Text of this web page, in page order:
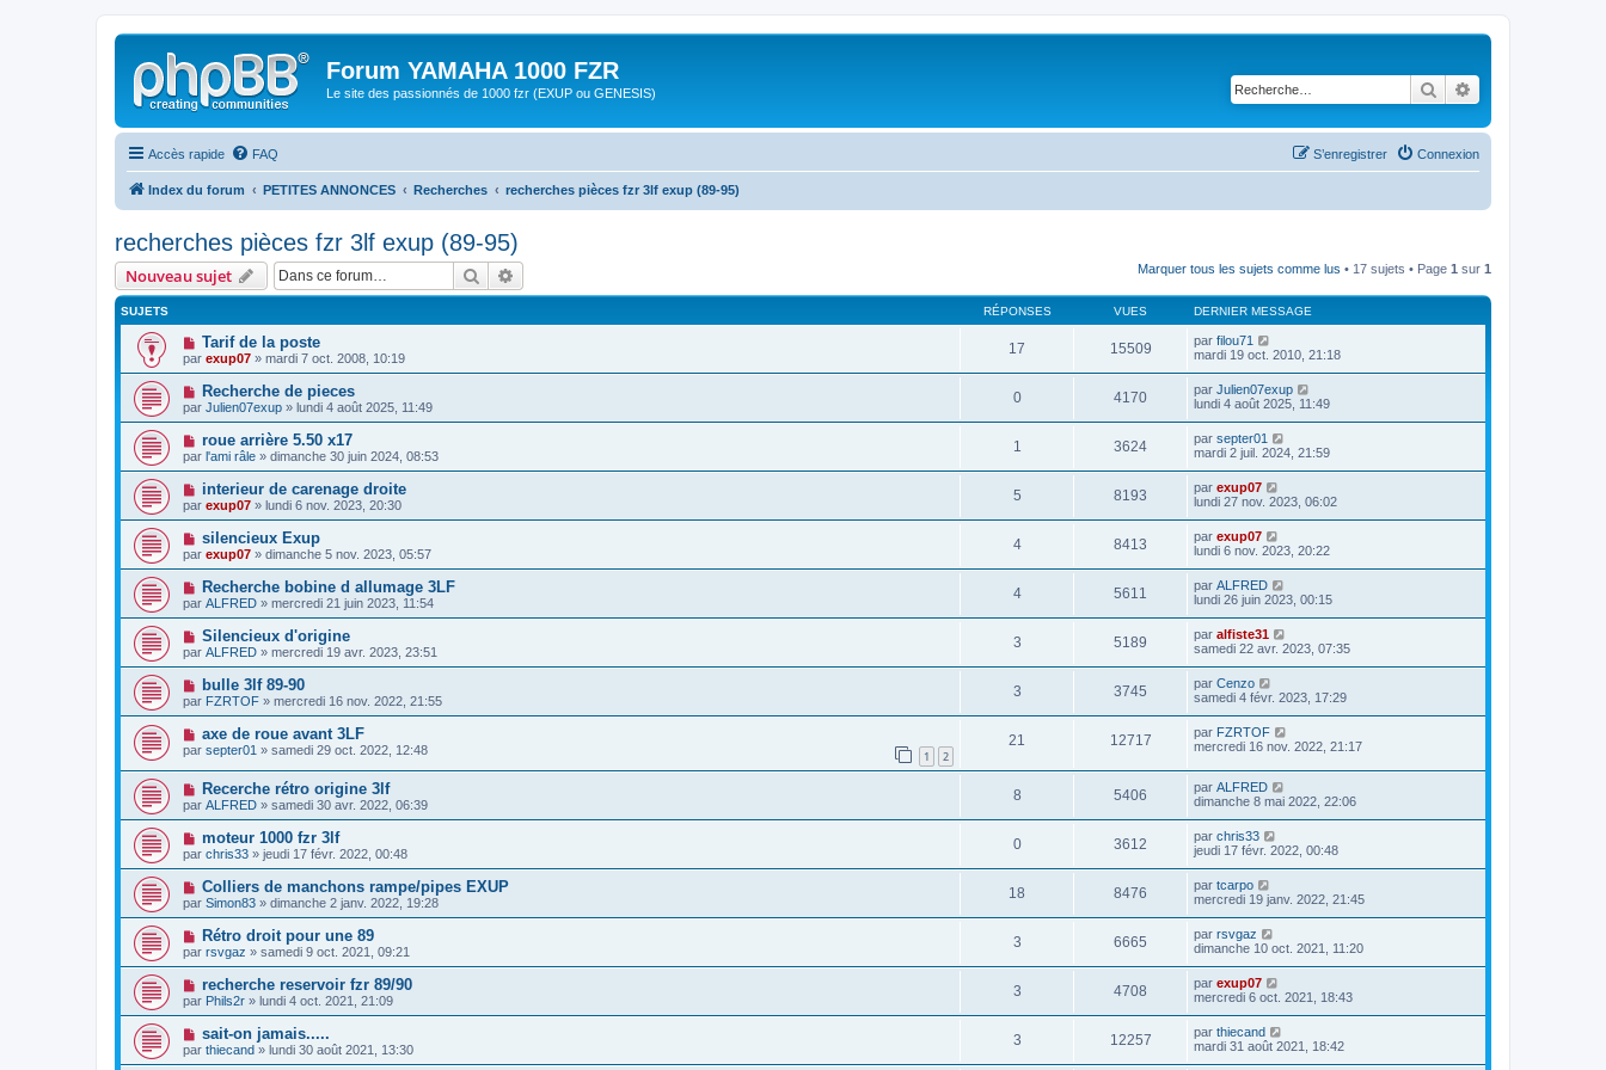
Forum YAMAHA 1000 FZR
Le site des passionnés de 1000 fzr (EXUP ou GENESIS) Rechercher
Accès rapide FAQ Connexion
S’enregistrer
Index du forum PETITES ANNONCES Recherches recherches pièces fzr 3lf exup (89-95)
recherches pièces fzr 3lf exup (89-95)
Nouveau sujet Rechercher Marquer tous les sujets comme lus • 17 sujets • Page 1 sur 1
SUJETS RÉPONSES VUES DERNIER MESSAGE
Tarif de la poste
par exup07 » mardi 7 oct. 2008, 10:19
17 15509 par filou71
mardi 19 oct. 2010, 21:18
Recherche de pieces
par Julien07exup » lundi 4 août 2025, 11:49
0 4170 par Julien07exup
lundi 4 août 2025, 11:49
roue arrière 5.50 x17
par l'ami râle » dimanche 30 juin 2024, 08:53
1 3624 par septer01
mardi 2 juil. 2024, 21:59
interieur de carenage droite
par exup07 » lundi 6 nov. 2023, 20:30
5 8193 par exup07
lundi 27 nov. 2023, 06:02
silencieux Exup
par exup07 » dimanche 5 nov. 2023, 05:57
4 8413 par exup07
lundi 6 nov. 2023, 20:22
Recherche bobine d allumage 3LF
par ALFRED » mercredi 21 juin 2023, 11:54
4 5611 par ALFRED
lundi 26 juin 2023, 00:15
Silencieux d'origine
par ALFRED » mercredi 19 avr. 2023, 23:51
3 5189 par alfiste31
samedi 22 avr. 2023, 07:35
bulle 3lf 89-90
par FZRTOF » mercredi 16 nov. 2022, 21:55
3 3745 par Cenzo
samedi 4 févr. 2023, 17:29
axe de roue avant 3LF
par septer01 » samedi 29 oct. 2022, 12:48 1 2
21 12717 par FZRTOF
mercredi 16 nov. 2022, 21:17
Recerche rétro origine 3lf
par ALFRED » samedi 30 avr. 2022, 06:39
8 5406 par ALFRED
dimanche 8 mai 2022, 22:06
moteur 1000 fzr 3lf
par chris33 » jeudi 17 févr. 2022, 00:48
0 3612 par chris33
jeudi 17 févr. 2022, 00:48
Colliers de manchons rampe/pipes EXUP
par Simon83 » dimanche 2 janv. 2022, 19:28
18 8476 par tcarpo
mercredi 19 janv. 2022, 21:45
Rétro droit pour une 89
par rsvgaz » samedi 9 oct. 2021, 09:21
3 6665 par rsvgaz
dimanche 10 oct. 2021, 11:20
recherche reservoir fzr 89/90
par Phils2r » lundi 4 oct. 2021, 21:09
3 4708 par exup07
mercredi 6 oct. 2021, 18:43
sait-on jamais.....
par thiecand » lundi 30 août 2021, 13:30
3 12257 par thiecand
mardi 31 août 2021, 18:42